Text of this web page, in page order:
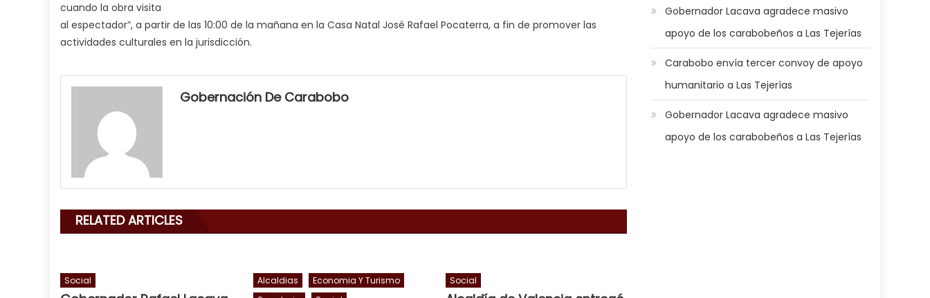
cuando la obra visita
al espectador”, a partir de las 10:00 de la mañana en la Casa Natal José Rafael Pocaterra, a fin de promover las
actividades culturales en la jurisdicción.
my
neighbor
his
cum,
a
Gobernación De Carabobo
RELATED ARTICLES
Social Alcaldias
Economia Y Turismo
Social
Gobernador Lacava agradece masivo
apoyo de los carabobeños a Las Tejerías
Carabobo envía tercer convoy de apoyo
humanitario a Las Tejerías
Gobernador Lacava agradece masivo
apoyo de los carabobeños a Las Tejerías